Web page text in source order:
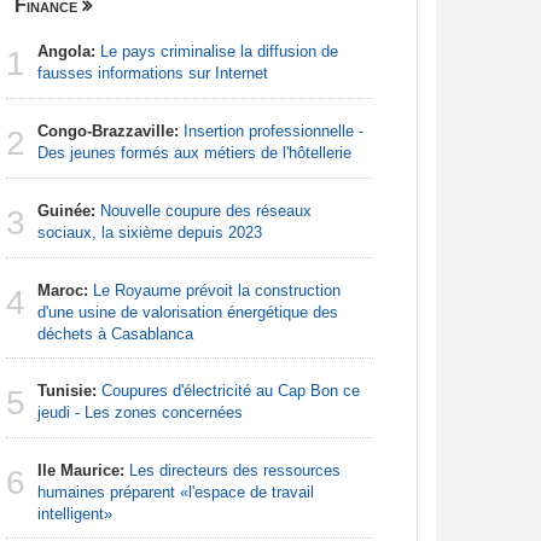
Finance
1 Angola: Le pays criminalise la diffusion de
fausses informations sur Internet
2 Congo-Brazzaville: Insertion professionnelle -
Des jeunes formés aux métiers de l'hôtellerie
3 Guinée: Nouvelle coupure des réseaux
sociaux, la sixième depuis 2023
4 Maroc: Le Royaume prévoit la construction
d'une usine de valorisation énergétique des
déchets à Casablanca
5 Tunisie: Coupures d'électricité au Cap Bon ce
jeudi - Les zones concernées
6 Ile Maurice: Les directeurs des ressources
humaines préparent «l'espace de travail
intelligent»